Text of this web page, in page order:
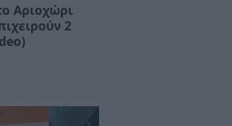
Αριοχώρι
2